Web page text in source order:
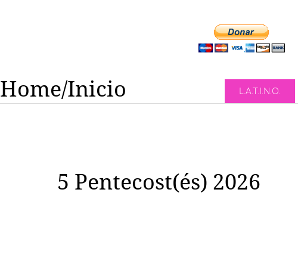
Home/Inicio L.A.T.I.N.O.
5 Pentecost(és) 2026